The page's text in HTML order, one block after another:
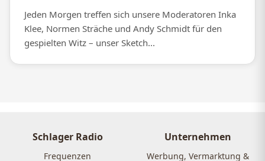
Jeden Morgen treffen sich unsere Moderatoren Inka
Klee, Normen Sträche und Andy Schmidt für den
gespielten Witz – unser Sketch...
Schlager Radio
Frequenzen
Unternehmen
Werbung, Vermarktung &